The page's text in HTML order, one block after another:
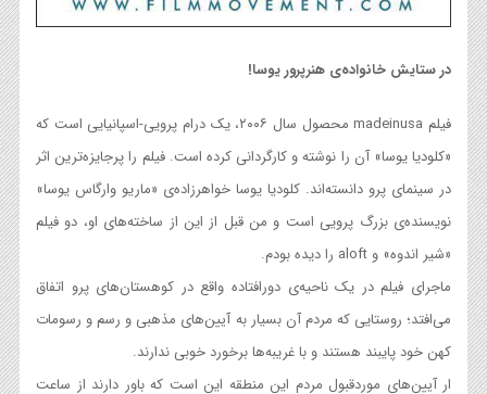
در ستایش خانواده‌ی هنرپرور یوسا!
فیلم madeinusa محصول سال ۲۰۰۶، یک درام پرویی-اسپانیایی است که
«کلودیا یوسا» آن را نوشته و کارگردانی کرده است. فیلم را پرجایزه‌ترین اثر
در سینمای پرو دانسته‌اند. کلودیا یوسا خواهرزاده‌ی «ماریو وارگاس یوسا»
نویسنده‌ی بزرگ پرویی است و من قبل از این از ساخته‌های او، دو فیلم
«شیر اندوه» و aloft را دیده بودم.
ماجرای فیلم در یک ناحیه‌ی دورافتاده واقع در کوهستان‌های پرو اتفاق
می‌افتد؛ روستایی که مردم آن بسیار به آیین‌های مذهبی و رسم و رسومات
کهن خود پایبند هستند و با غریبه‌ها برخورد خوبی ندارند.
ار آیین‌های موردقبول مردم این منطقه این است که باور دارند از ساعت